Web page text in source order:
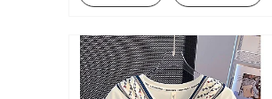
ajustada Top